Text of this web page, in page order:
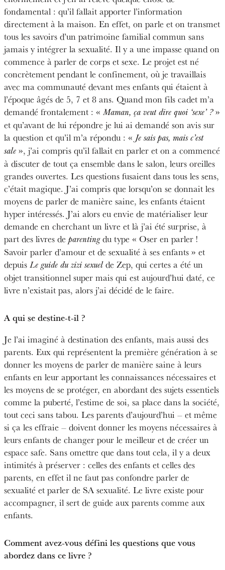
fondamental : qu’il fallait apporter l’information
directement à la maison. En effet, on parle et on transmet
tous les savoirs d’un patrimoine familial commun sans
jamais y intégrer la sexualité. Il y a une impasse quand on
commence à parler de corps et sexe. Le projet est né
concrètement pendant le confinement, où je travaillais
avec ma communauté devant mes enfants qui étaient à
l’époque âgés de 5, 7 et 8 ans. Quand mon fils cadet m’a
demandé frontalement : « Maman, ça veut dire quoi ‘sexe’ ?»
et qu’avant de lui répondre je lui ai demandé son avis sur
la question et qu’il m’a répondu : « Je sais pas, mais c’est
sale », j’ai compris qu’il fallait en parler et on a commencé
à discuter de tout ça ensemble dans le salon, leurs oreilles
grandes ouvertes. Les questions fusaient dans tous les sens,
c’était magique. J’ai compris que lorsqu’on se donnait les
moyens de parler de manière saine, les enfants étaient
hyper intéressés. J’ai alors eu envie de matérialiser leur
demande en cherchant un livre et là j’ai été surprise, à
part des livres de parentingdu type « Oser en parler !
Savoir parler d’amour et de sexualité à ses enfants » et
depuis Le guide du zizi sexuelde Zep, qui certes a été un
objet transitionnel super mais qui est aujourd’hui daté, ce
livre n’existait pas, alors j’ai décidé de le faire.
A qui se destine-t-il ?
Je l’ai imaginé à destination des enfants, mais aussi des
parents. Eux qui représentent la première génération à se
donner les moyens de parler de manière saine à leurs
enfants en leur apportant les connaissances nécessaires et
les moyens de se protéger, en abordant des sujets essentiels
comme la puberté, l’estime de soi, sa place dans la société,
tout ceci sans tabou. Les parents d’aujourd’hui – et même
si ça les effraie – doivent donner les moyens nécessaires à
leurs enfants de changer pour le meilleur et de créer un
espace safe. Sans omettre que dans tout cela, il y a deux
intimités à préserver : celles des enfants et celles des
parents, en effet il ne faut pas confondre parler de
sexualité et parler de SA sexualité. Le livre existe pour
accompagner, il sert de guide aux parents comme aux
enfants.
Comment avez-vous défini les questions que vous
abordez dans ce livre ?